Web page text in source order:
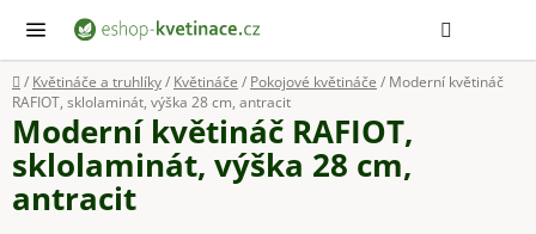
obsah
Domů
/ Květináče a truhlíky/ Květináče / Pokojové květináče / Moderní květináč
RAFIOT, sklolaminát, výška 28 cm, antracit
Moderní květináč RAFIOT,
sklolaminát, výška 28 cm,
antracit